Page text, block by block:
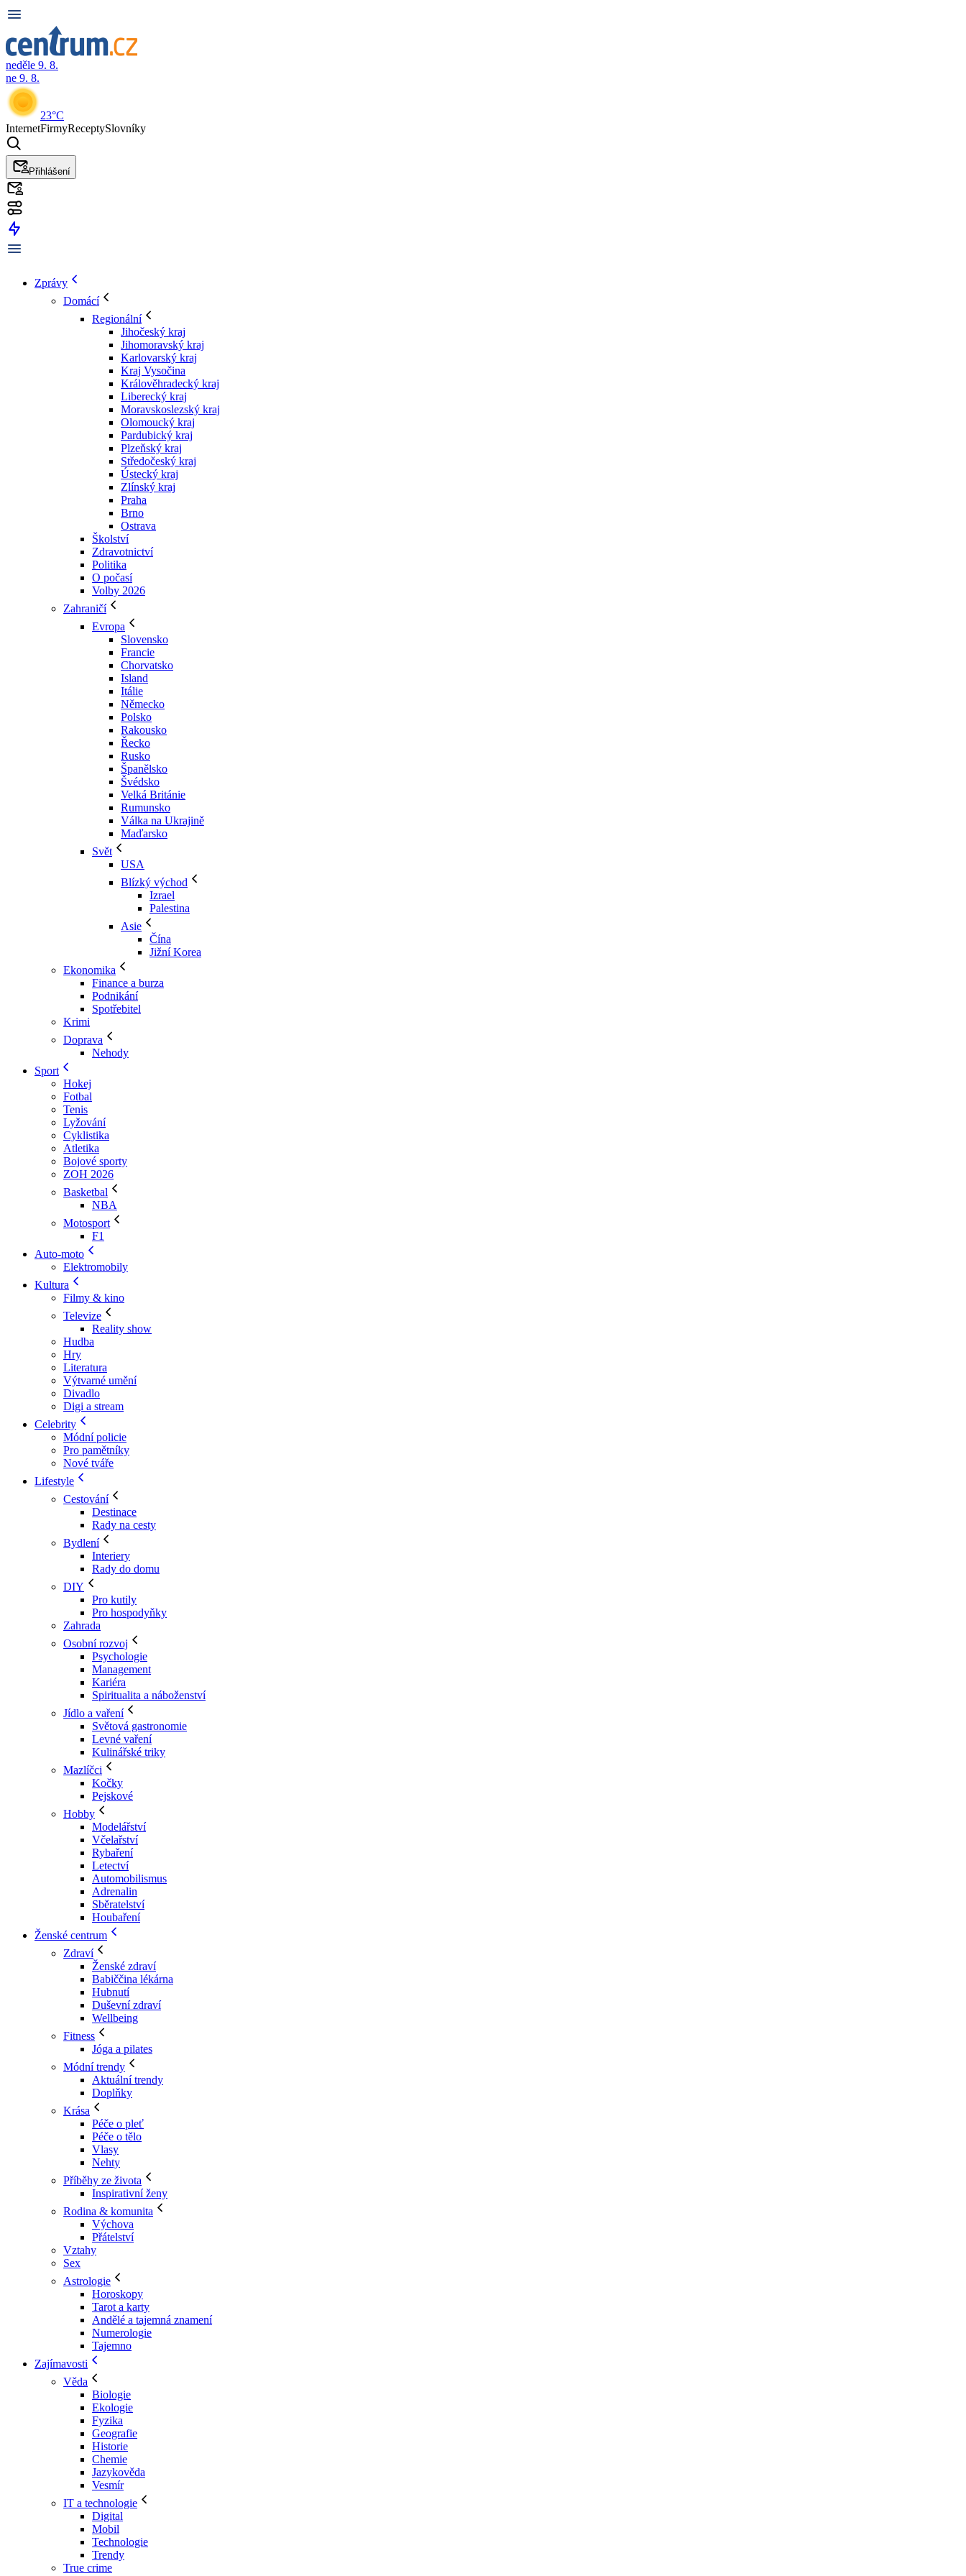
neděle 9. 8.
ne 9. 8.
23°C
InternetFirmyReceptySlovníky
Přihlášení
Zprávy
Domácí
Regionální
Jihočeský kraj
Jihomoravský kraj
Karlovarský kraj
Kraj Vysočina
Králověhradecký kraj
Liberecký kraj
Moravskoslezský kraj
Olomoucký kraj
Pardubický kraj
Plzeňský kraj
Středočeský kraj
Ústecký kraj
Zlínský kraj
Praha
Brno
Ostrava
Školství
Zdravotnictví
Politika
O počasí
Volby 2026
Zahraničí
Evropa
Slovensko
Francie
Chorvatsko
Island
Itálie
Německo
Polsko
Rakousko
Řecko
Rusko
Španělsko
Švédsko
Velká Británie
Rumunsko
Válka na Ukrajině
Maďarsko
Svět
USA
Blízký východ
Izrael
Palestina
Asie
Čína
Jižní Korea
Ekonomika
Finance a burza
Podnikání
Spotřebitel
Krimi
Doprava
Nehody
Sport
Hokej
Fotbal
Tenis
Lyžování
Cyklistika
Atletika
Bojové sporty
ZOH 2026
Basketbal
NBA
Motosport
F1
Auto-moto
Elektromobily
Kultura
Filmy & kino
Televize
Reality show
Hudba
Hry
Literatura
Výtvarné umění
Divadlo
Digi a stream
Celebrity
Módní policie
Pro pamětníky
Nové tváře
Lifestyle
Cestování
Destinace
Rady na cesty
Bydlení
Interiery
Rady do domu
DIY
Pro kutily
Pro hospodyňky
Zahrada
Osobní rozvoj
Psychologie
Management
Kariéra
Spiritualita a náboženství
Jídlo a vaření
Světová gastronomie
Levné vaření
Kulinářské triky
Mazlíčci
Kočky
Pejskové
Hobby
Modelářství
Včelařství
Rybaření
Letectví
Automobilismus
Adrenalin
Sběratelství
Houbaření
Ženské centrum
Zdraví
Ženské zdraví
Babiččina lékárna
Hubnutí
Duševní zdraví
Wellbeing
Fitness
Jóga a pilates
Módní trendy
Aktuální trendy
Doplňky
Krása
Péče o pleť
Péče o tělo
Vlasy
Nehty
Příběhy ze života
Inspirativní ženy
Rodina & komunita
Výchova
Přátelství
Vztahy
Sex
Astrologie
Horoskopy
Tarot a karty
Andělé a tajemná znamení
Numerologie
Tajemno
Zajímavosti
Věda
Biologie
Ekologie
Fyzika
Geografie
Historie
Chemie
Jazykověda
Vesmír
IT a technologie
Digital
Mobil
Technologie
Trendy
True crime